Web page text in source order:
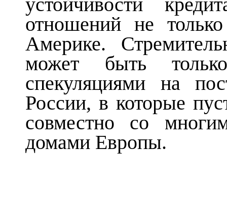
устойчивости
отношений не
Америке.
может быть
спекуляциями на
России, в которые
совместно со
домами Европы.